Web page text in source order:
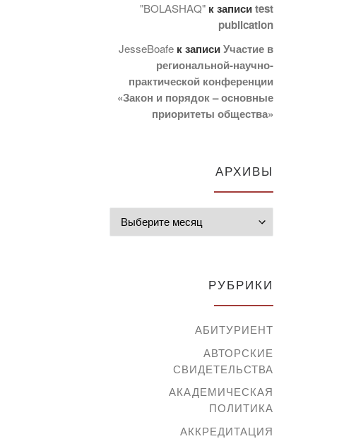
"BOLASHAQ" к записиtest
publication
JesseBoafe к записиУчастие в
региональной-научно-
практической конференции
«Закон и порядок – основные
приоритеты общества»
АРХИВЫ
РУБРИКИ
АБИТУРИЕНТ
АВТОРСКИЕ
СВИДЕТЕЛЬСТВА
АКАДЕМИЧЕСКАЯ
ПОЛИТИКА
АККРЕДИТАЦИЯ